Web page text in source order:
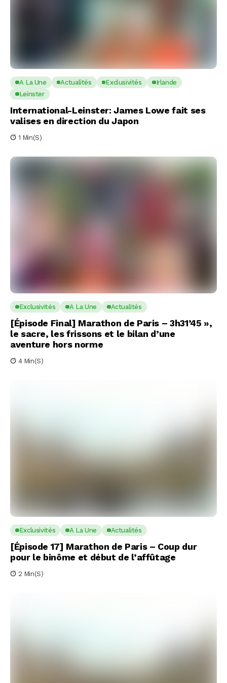
A La Une Actualités Exclusivités
Irlande
Leinster
International-Leinster: James Lowe fait ses
valises en direction du Japon
1 Min(s)
Exclusivités A La Une Actualités
[Épisode Final] Marathon de Paris – 3h31’45 »,
le sacre, les frissons et le bilan d’une
aventure hors norme
4 Min(s)
Exclusivités A La Une Actualités
[Épisode 17] Marathon de Paris – Coup dur
pour le binôme et début de l’affûtage
2 Min(s)